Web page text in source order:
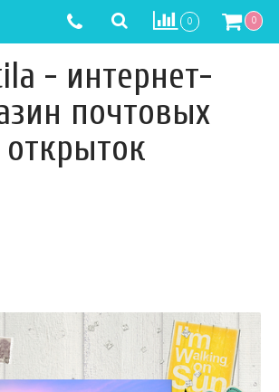
0 0
- интернет-
почтовых
открыток